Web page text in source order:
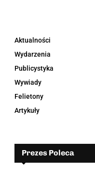
Aktualności
Wydarzenia
Publicystyka
Wywiady
Felietony
Artykuły
Prezes Poleca